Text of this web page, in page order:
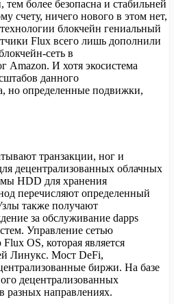
более безопасна и стабильней
счету, ничего нового в этом нет,
блокчейн гениальный
Flux всего лишь дополнили
сеть в
Amazon. И хотя экосистема
данного
но определенные подвижки,
транзакции, ног и
децентрализованных облачных
HDD для хранения
перечисляют определенный
также получают
за обслуживание dapps
Управление сетью
OS, которая является
Линукс. Мост DeFi,
биржи. На базе
децентрализованных
направлениях.